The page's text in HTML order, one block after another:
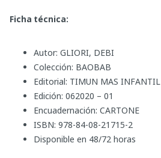
Ficha técnica:
Autor: GLIORI, DEBI
Colección: BAOBAB
Editorial: TIMUN MAS INFANTIL
Edición: 062020 – 01
Encuadernación: CARTONE
ISBN: 978-84-08-21715-2
Disponible en 48/72 horas